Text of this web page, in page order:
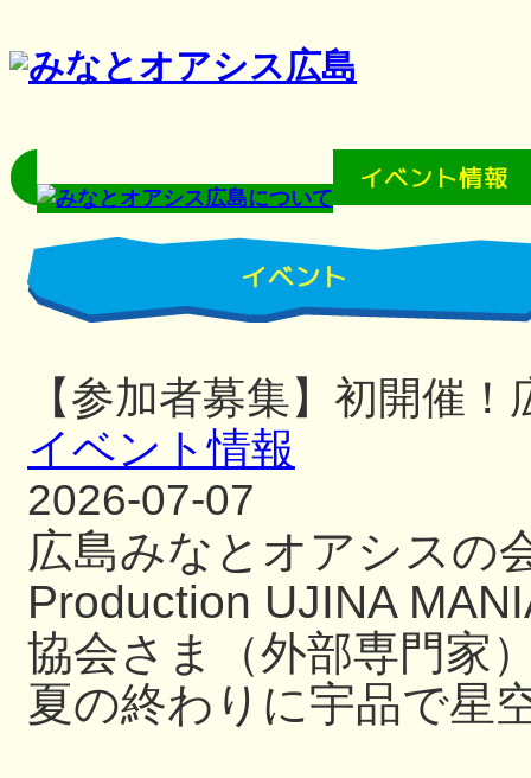
【参加者募集】初開催
イベント情報
2026-07-07
広島みなとオアシスの
Production UJINA
協会さま（外部専門家
夏の終わりに宇品で星